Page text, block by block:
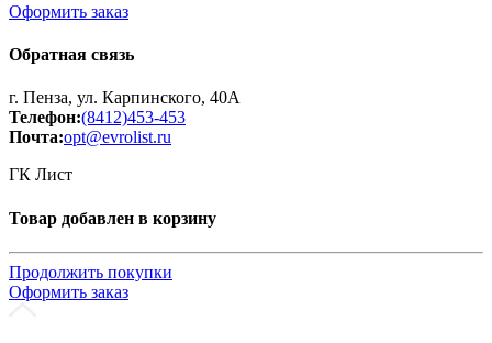
Оформить заказ
Обратная связь
г. Пенза, ул. Карпинского, 40А
Телефон:(8412)453-453
Почта:opt@evrolist.ru
ГК Лист
Товар добавлен в корзину
Продолжить покупки
Оформить заказ